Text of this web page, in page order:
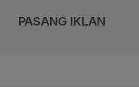
PASANG IKLAN